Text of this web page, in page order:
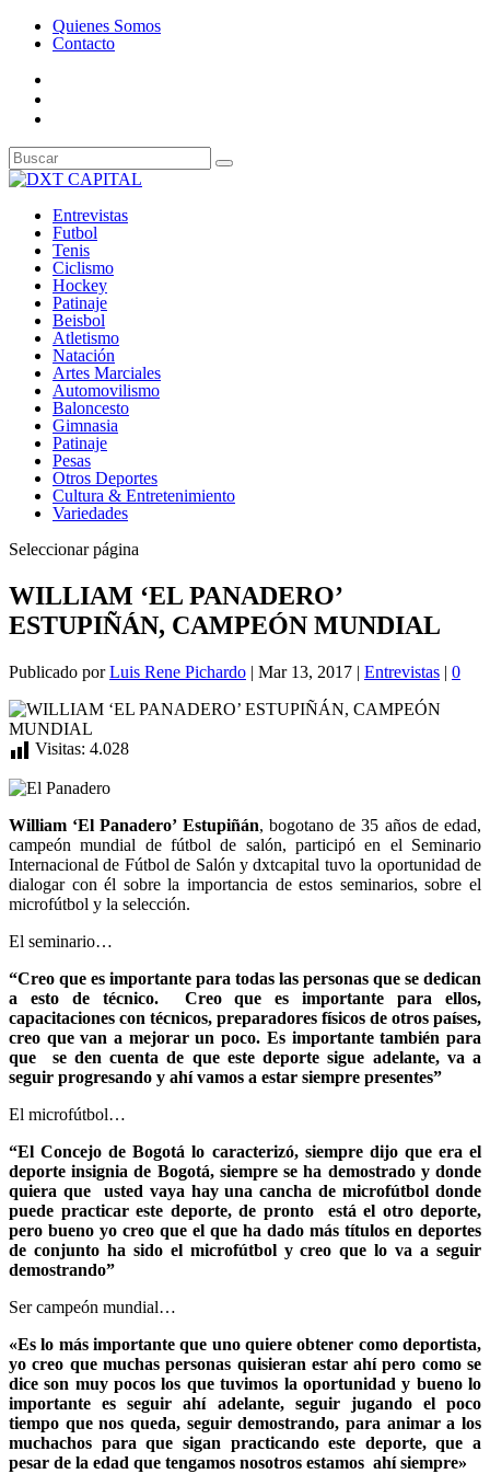
Quienes Somos
Contacto
Entrevistas
Futbol
Tenis
Ciclismo
Hockey
Patinaje
Beisbol
Atletismo
Natación
Artes Marciales
Automovilismo
Baloncesto
Gimnasia
Patinaje
Pesas
Otros Deportes
Cultura & Entretenimiento
Variedades
Seleccionar página
WILLIAM ‘EL PANADERO’
ESTUPIÑÁN, CAMPEÓN MUNDIAL
Publicado porLuis Rene Pichardo | Mar 13, 2017 | Entrevistas | 0
Visitas: 4.028
William ‘El Panadero’ Estupiñán, bogotano de 35 años de edad,
campeón mundial de fútbol de salón, participó en el Seminario
Internacional de Fútbol de Salón y dxtcapital tuvo la oportunidad de
dialogar con él sobre la importancia de estos seminarios, sobre el
microfútbol y la selección.
El seminario…
“Creo que es importante para todas las personas que se dedican
a esto de técnico. Creo que es importante para ellos,
capacitaciones con técnicos, preparadores físicos de otros países,
creo que van a mejorar un poco. Es importante también para
que se den cuenta de que este deporte sigue adelante, va a
seguir progresando y ahí vamos a estar siempre presentes”
El microfútbol…
“El Concejo de Bogotá lo caracterizó, siempre dijo que era el
deporte insignia de Bogotá, siempre se ha demostrado y donde
quiera que usted vaya hay una cancha de microfútbol donde
puede practicar este deporte, de pronto está el otro deporte,
pero bueno yo creo que el que ha dado más títulos en deportes
de conjunto ha sido el microfútbol y creo que lo va a seguir
demostrando”
Ser campeón mundial…
«Es lo más importante que uno quiere obtener como deportista,
yo creo que muchas personas quisieran estar ahí pero como se
dice son muy pocos los que tuvimos la oportunidad y bueno lo
importante es seguir ahí adelante, seguir jugando el poco
tiempo que nos queda, seguir demostrando, para animar a los
muchachos para que sigan practicando este deporte, que a
pesar de la edad que tengamos nosotros estamos ahí siempre»